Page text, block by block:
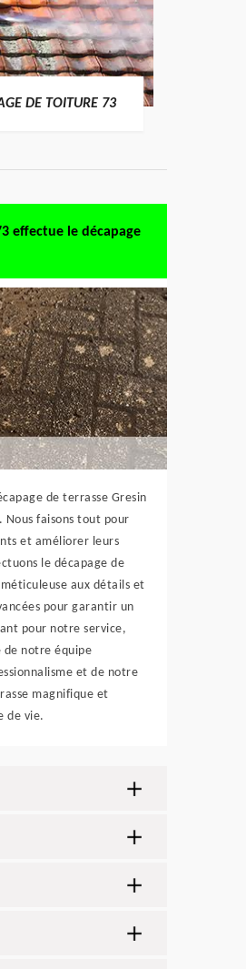
DE TOITURE 73
effectue le décapage
de terrasse Gresin
faisons tout pour
et améliorer leurs
le décapage de
aux détails et
pour garantir un
pour notre service,
de notre équipe
et de notre
magnifique et
de vie.